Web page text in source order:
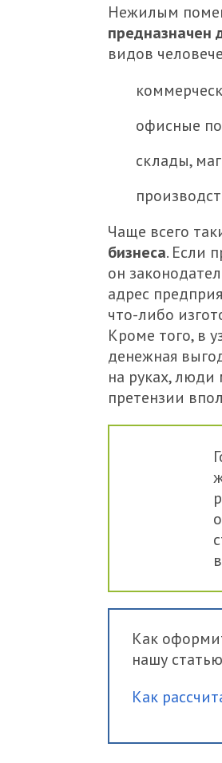
Нежилым
предназначен
видов
офисные
склады,
Чаще всего
бизнеса. Если
он
адрес
что-либо
Кроме того, в
денежная
на руках, люди
претензии
Как
нашу
Как